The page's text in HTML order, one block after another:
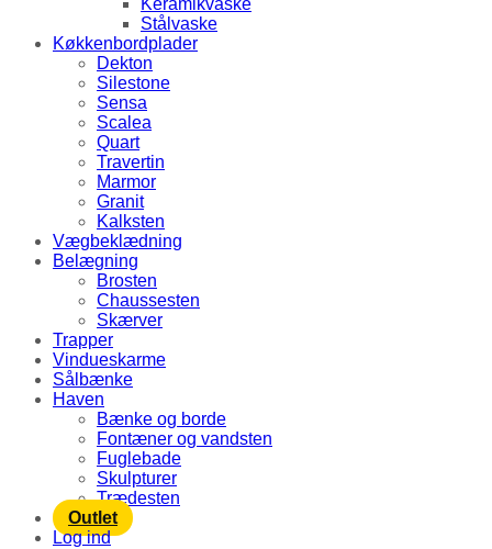
Keramikvaske
Stålvaske
Køkkenbordplader
Dekton
Silestone
Sensa
Scalea
Quart
Travertin
Marmor
Granit
Kalksten
Vægbeklædning
Belægning
Brosten
Chaussesten
Skærver
Trapper
Vindueskarme
Sålbænke
Haven
Bænke og borde
Fontæner og vandsten
Fuglebade
Skulpturer
Trædesten
Outlet
Log ind